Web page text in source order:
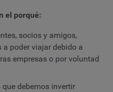
el porqué:
socios y amigos,
poder viajar debido a
empresas o por voluntad
debemos invertir